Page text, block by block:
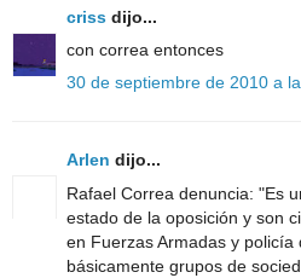
criss dijo...
con correa entonces
30 de septiembre de 2010 a
Arlen dijo...
Rafael Correa denuncia: "Es
estado de la oposición y son
en Fuerzas Armadas y policía
básicamente grupos de